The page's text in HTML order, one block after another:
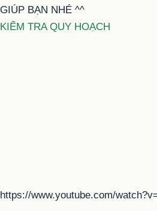
GIÚP BẠN NHÉ ^^
KIỂM TRA QUY HOẠCH
https://www.youtube.com/